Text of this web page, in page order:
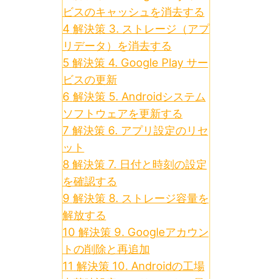
ビスのキャッシュを消去する
4 解決策 3. ストレージ（アプ
リデータ）を消去する
5 解決策 4. Google Play サー
ビスの更新
6 解決策 5. Androidシステム
ソフトウェアを更新する
7 解決策 6. アプリ設定のリセ
ット
8 解決策 7. 日付と時刻の設定
を確認する
9 解決策 8. ストレージ容量を
解放する
10 解決策 9. Googleアカウン
トの削除と再追加
11 解決策 10. Androidの工場